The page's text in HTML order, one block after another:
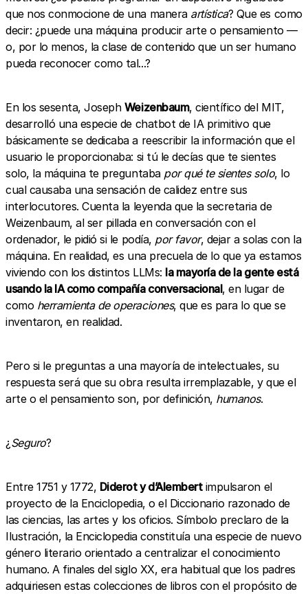
que nos conmocione de una manera artística? Que es como
decir: ¿puede una máquina producir arte o pensamiento —
o, por lo menos, la clase de contenido que un ser humano
pueda reconocer como tal...?
En los sesenta, Joseph Weizenbaum, científico del MIT,
desarrolló una especie de chatbot de IA primitivo que
básicamente se dedicaba a reescribir la información que el
usuario le proporcionaba: si tú le decías que te sientes
solo, la máquina te preguntaba por qué te sientes solo, lo
cual causaba una sensación de calidez entre sus
interlocutores. Cuenta la leyenda que la secretaria de
Weizenbaum, al ser pillada en conversación con el
ordenador, le pidió si le podía, por favor, dejar a solas con la
máquina. En realidad, es una precuela de lo que ya estamos
viviendo con los distintos LLMs: la mayoría de la gente está
usando la IA como compañía conversacional, en lugar de
como herramienta de operaciones, que es para lo que se
inventaron, en realidad.
Pero si le preguntas a una mayoría de intelectuales, su
respuesta será que su obra resulta irremplazable, y que el
arte o el pensamiento son, por definición, humanos.
¿ Seguro?
Entre 1751 y 1772, Diderot y d’Alembertimpulsaron el
proyecto de la Enciclopedia, o el Diccionario razonado de
las ciencias, las artes y los oficios. Símbolo preclaro de la
Ilustración, la Enciclopedia constituía una especie de nuevo
género literario orientado a centralizar el conocimiento
humano. A finales del siglo XX, era habitual que los padres
adquiriesen estas colecciones de libros con el propósito de